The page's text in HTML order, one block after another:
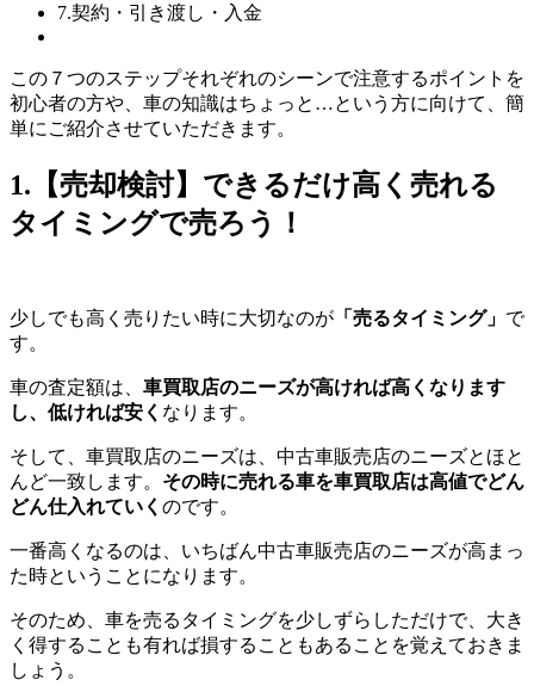
7.契約・引き渡し・入金
この７つのステップそれぞれのシーンで注意するポイントを
初心者の方や、車の知識はちょっと…という方に向けて、簡
単にご紹介させていただきます。
1.【売却検討】できるだけ高く売れる
タイミングで売ろう！
少しでも高く売りたい時に大切なのが 「売るタイミング」 で
す。
車の査定額は、 車買取店のニーズが高ければ高くなります
し、低ければ安く なります。
そして、車買取店のニーズは、中古車販売店のニーズとほと
んど一致します。 その時に売れる車を車買取店は高値でどん
どん仕入れていく のです。
一番高くなるのは、いちばん中古車販売店のニーズが高まっ
た時ということになります。
そのため、車を売るタイミングを少しずらしただけで、大き
く得することも有れば損することもあることを覚えておきま
しょう。